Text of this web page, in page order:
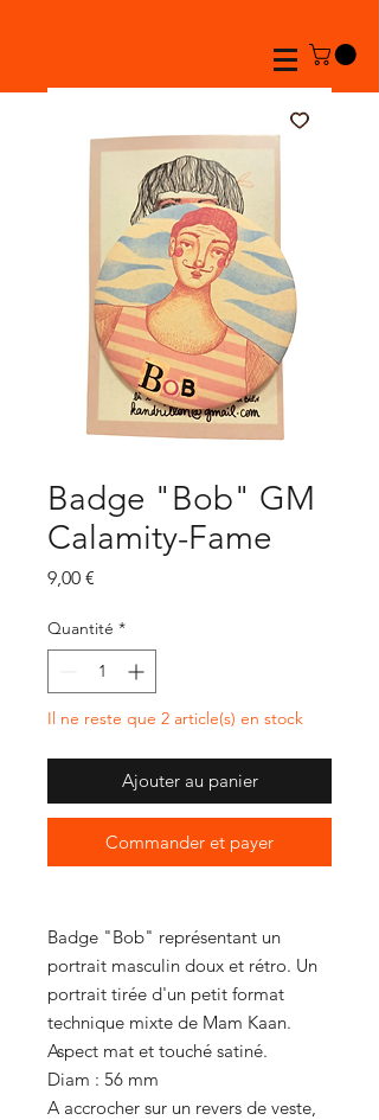
Badge "Bob" GM
Calamity-Fame
9,00 €
Quantité *
Il ne reste que 2 article(s) en stock
Ajouter au panier
Commander et payer
Badge "Bob" représentant un
portrait masculin doux et rétro. Un
portrait tirée d'un petit format
technique mixte de Mam Kaan.
Aspect mat et touché satiné.
Diam : 56 mm
A accrocher sur un revers de veste,